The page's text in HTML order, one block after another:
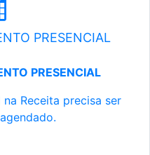
PRESENCIAL
PRESENCIAL
Receita precisa ser